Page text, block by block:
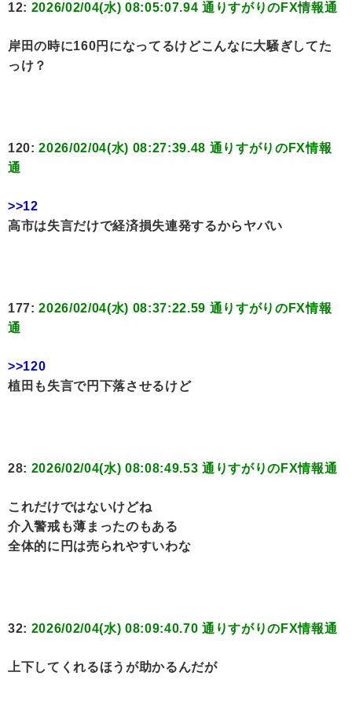
12: 2026/02/04(水) 08:05:07.94 通りすがりのFX情報通
岸田の時に160円になってるけどこんなに大騒ぎしてた
っけ？
120:2026/02/04(水) 08:27:39.48 通りすがりのFX情報
通
>>12
高市は失言だけで経済損失連発するからヤバい
177:2026/02/04(水) 08:37:22.59 通りすがりのFX情報
通
>>120
植田も失言で円下落させるけど
28: 2026/02/04(水) 08:08:49.53 通りすがりのFX情報通
これだけではないけどね
介入警戒も薄まったのもある
全体的に円は売られやすいわな
32: 2026/02/04(水) 08:09:40.70 通りすがりのFX情報通
上下してくれるほうが助かるんだが